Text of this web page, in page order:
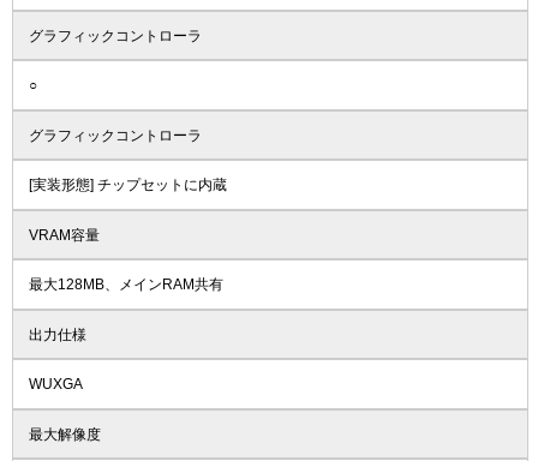
グラフィックコントローラ
○
グラフィックコントローラ
[実装形態] チップセットに内蔵
VRAM容量
最大128MB、メインRAM共有
出力仕様
WUXGA
最大解像度